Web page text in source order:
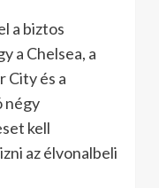
a biztos
a Chelsea, a
City és a
négy
kell
az élvonalbeli